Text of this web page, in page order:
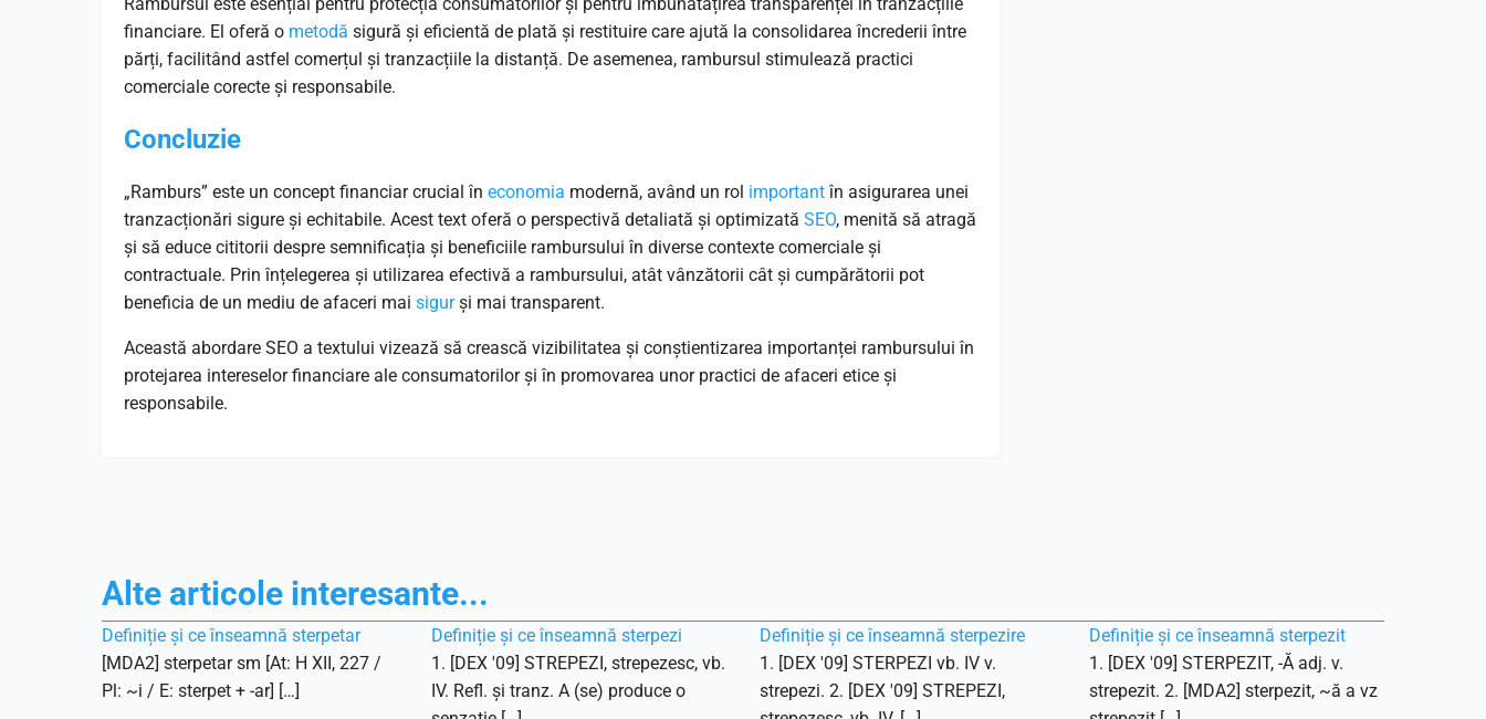
financiare. El oferă o metodă sigură și eficientă de plată și restituire care ajută la consolidarea încrederii între
părți, facilitând astfel comerțul și tranzacțiile la distanță. De asemenea, rambursul stimulează practici
comerciale corecte și responsabile.
Concluzie
„Ramburs” este un concept financiar crucial în economia modernă, având un rol importantîn asigurarea unei
tranzacționări sigure și echitabile. Acest text oferă o perspectivă detaliată și optimizată SEO, menită să atragă
și să educe cititorii despre semnificația și beneficiile rambursului în diverse contexte comerciale și
contractuale. Prin înțelegerea și utilizarea efectivă a rambursului, atât vânzătorii cât și cumpărătorii pot
beneficia de un mediu de afaceri mai sigurși mai transparent.
Această abordare SEO a textului vizează să crească vizibilitatea și conștientizarea importanței rambursului în
protejarea intereselor financiare ale consumatorilor și în promovarea unor practici de afaceri etice și
responsabile.
Alte articole interesante...
Definiție și ce înseamnă sterpetar
[MDA2] sterpetar sm [At: H XII, 227 /
Pl: ~i / E: sterpet + -ar] […]
Definiție și ce înseamnă sterpezi
1. [DEX '09] STREPEZI, strepezesc, vb.
IV. Refl. și tranz. A (se) produce o
Definiție și ce înseamnă sterpezire
1. [DEX '09] STERPEZI vb. IV v.
strepezi. 2. [DEX '09] STREPEZI,
Definiție și ce înseamnă sterpezit
1. [DEX '09] STERPEZIT, -Ă adj. v.
strepezit. 2. [MDA2] sterpezit, ~ă a vz